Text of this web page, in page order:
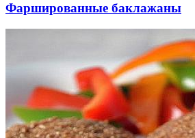
Фаршированные баклажаны